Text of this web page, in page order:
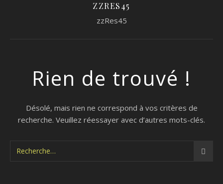
ZZRES45
zzRes45
Rien de trouvé !
Désolé, mais rien ne correspond à vos critères de
recherche. Veuillez réessayer avec d’autres mots-clés.